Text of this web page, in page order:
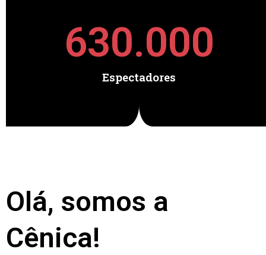
630.000
Espectadores
Olá, somos a
Cênica!